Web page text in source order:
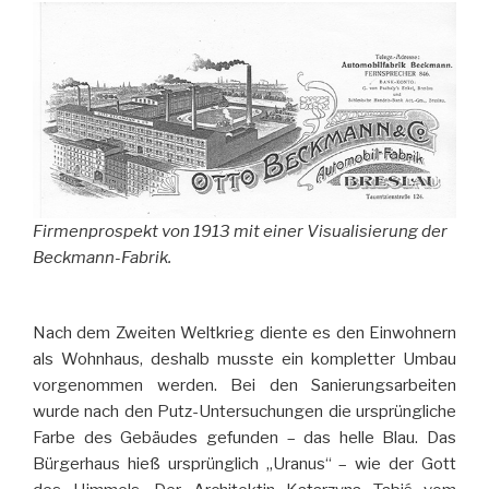
Firmenprospekt von 1913 mit einer Visualisierung der
Beckmann-Fabrik.
Nach dem Zweiten Weltkrieg diente es den Einwohnern
als Wohnhaus, deshalb musste ein kompletter Umbau
vorgenommen werden. Bei den Sanierungsarbeiten
wurde nach den Putz-Untersuchungen die ursprüngliche
Farbe des Gebäudes gefunden – das helle Blau. Das
Bürgerhaus hieß ursprünglich „Uranus“ – wie der Gott